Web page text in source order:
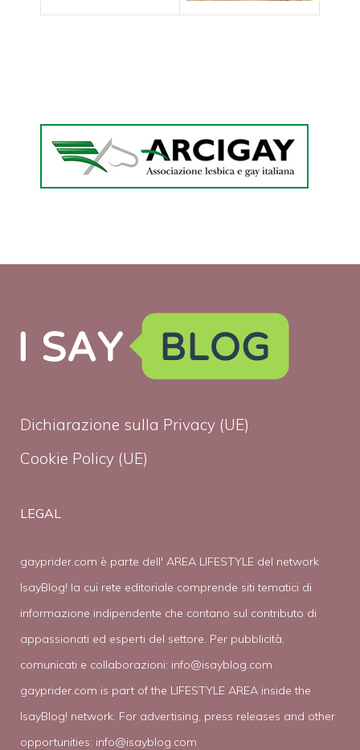
Dichiarazione sulla Privacy (UE)
Cookie Policy (UE)
LEGAL
gayprider.com è parte dell' AREA LIFESTYLE del network
IsayBlog! la cui rete editoriale comprende siti tematici di
informazione indipendente che contano sul contributo di
appassionati ed esperti del settore. Per pubblicità,
comunicati e collaborazioni: info@isayblog.com
gayprider.com is part of the LIFESTYLE AREA inside the
IsayBlog! network. For advertising, press releases and other
opportunities: info@isayblog.com